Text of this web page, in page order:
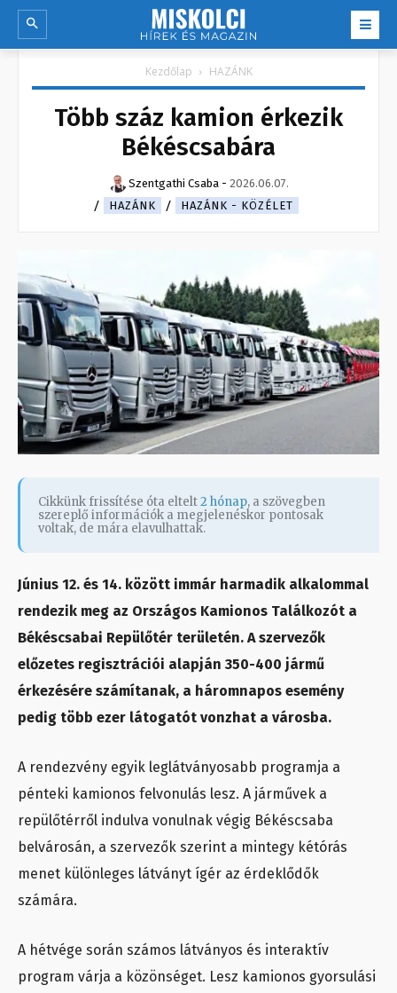
Kezdőlap HAZÁNK
Több száz kamion érkezik
Békéscsabára
Szentgathi Csaba - 2026.06.07.
HAZÁNK
HAZÁNK - KÖZÉLET
Cikkünk frissítése óta eltelt2 hónap, a szövegben
szereplő információk a megjelenéskor pontosak
voltak, de mára elavulhattak.
Június 12. és 14. között immár harmadik alkalommal
rendezik meg az Országos Kamionos Találkozót a
Békéscsabai Repülőtér területén. A szervezők
előzetes regisztrációi alapján 350-400 jármű
érkezésére számítanak, a háromnapos esemény
pedig több ezer látogatót vonzhat a városba.
A rendezvény egyik leglátványosabb programja a
pénteki kamionos felvonulás lesz. A járművek a
repülőtérről indulva vonulnak végig Békéscsaba
belvárosán, a szervezők szerint a mintegy kétórás
menet különleges látványt ígér az érdeklődők
számára.
A hétvége során számos látványos és interaktív
program várja a közönséget. Lesz kamionos gyorsulási